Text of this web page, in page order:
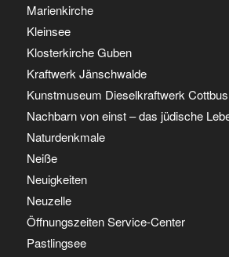
Marienkirche
Kleinsee
Klosterkirche Guben
Kraftwerk Jänschwalde
Kunstmuseum Dieselkraftwerk Cottbus
Nachbarn von einst – das jüdische
Naturdenkmale
Neiße
Neuigkeiten
Neuzelle
Öffnungszeiten Service-Center
Pastlingsee